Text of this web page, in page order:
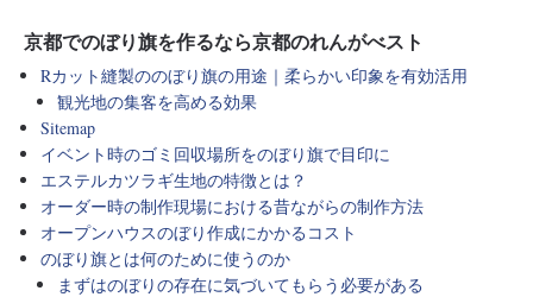
京都でのぼり旗を作るなら京都のれんがべスト
Rカット縫製ののぼり旗の用途｜柔らかい印象を有効活用
観光地の集客を高める効果
Sitemap
イベント時のゴミ回収場所をのぼり旗で目印に
エステルカツラギ生地の特徴とは？
オーダー時の制作現場における昔ながらの制作方法
オープンハウスのぼり作成にかかるコスト
のぼり旗とは何のために使うのか
まずはのぼりの存在に気づいてもらう必要がある